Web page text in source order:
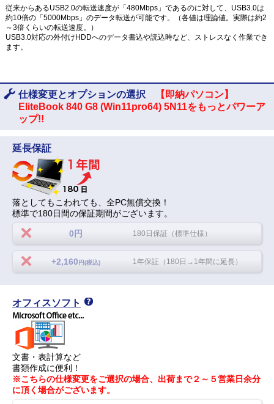
従来からあるUSB2.0の転送速度が「480Mbps」であるのに対して、USB3.0は
約10倍の「5000Mbps」のデータ転送が可能です。（各値は理論値。実際は約2
～3倍くらいの転送速度。）
USB3.0対応の外付けHDDへのデータ書込や読込時など、ストレスなく作業でき
ます。
仕様変更とオプションの選択
【即納パソコン】
EliteBook 840 G8 (Win11pro64) 5N11をもっとパワーア
ップ!!
延長保証
落としてもこわれても、全PC無償交換！
標準で180日間の保証期間がございます。
0円 180日保証（標準仕様）
+2,160 円(税込) 1年保証（180日→1年間に延長）
オフィスソフト
文書・表計算など
書類作成に便利！
※こちらの仕様変更をご選択の場合、出荷まで２～５営業日余分
に頂く場合がございます。